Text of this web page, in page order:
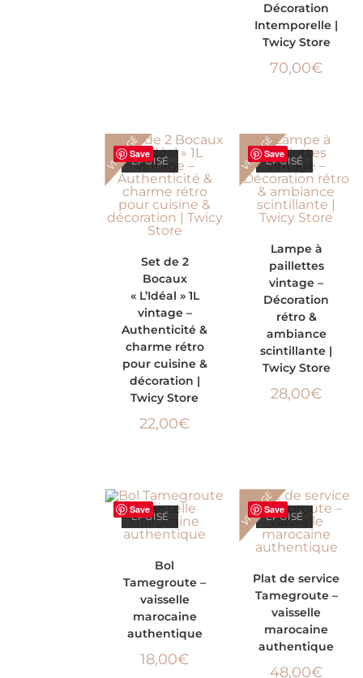
Décoration
Intemporelle |
Twicy Store
70,00€
Save
VINTAGEÉPUISÉ
Set de 2
Bocaux
« L’Idéal » 1L
vintage –
Authenticité &
charme rétro
pour cuisine &
décoration |
Twicy Store
22,00€
Save
VINTAGEÉPUISÉ
Lampe à
paillettes
vintage –
Décoration
rétro &
ambiance
scintillante |
Twicy Store
28,00€
Save
ÉPUISÉ
Bol
Tamegroute –
vaisselle
marocaine
authentique
18,00€
Save
VINTAGEÉPUISÉ
Plat de service
Tamegroute –
vaisselle
marocaine
authentique
48,00€